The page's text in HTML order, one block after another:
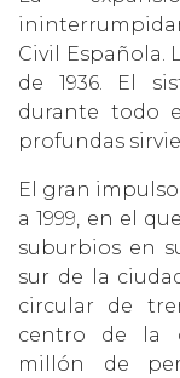
Civil Española.
de 1936. El
durante todo
profundas
El gran
a 1999, en el
suburbios en
sur de la
circular de
centro de la
millón de